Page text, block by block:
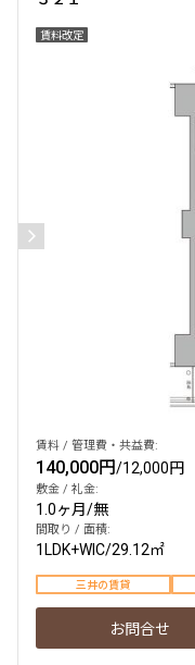
指定なし
指定なし
三井の賃貸物件
申込無し物件のみ表示
ペット可・相談
楽器可・相談
入居可能日
賃料改定
賃料 / 管理費・共益費:
140,000円/12,000円
敷金 / 礼金:
1.0ヶ月/無
間取り / 面積:
1LDK+WIC/29.12㎡
三井の賃貸
お問合せ